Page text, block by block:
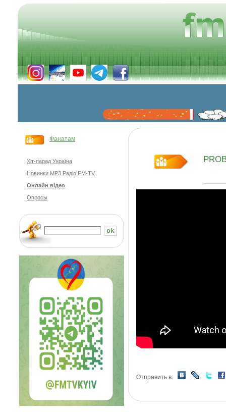
Фанатам
Хіт-парад Україна
Новинки MP3 Радіо FM-TV
Онлайн відео
Опросы
Отправить в: